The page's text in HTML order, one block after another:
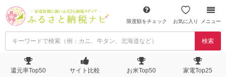
限度額をチェック お気に入り メニュー
検索
還元率Top50 サイト比較 お米Top50 家電Top25